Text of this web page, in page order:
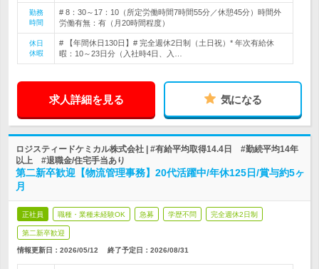
勤務
時間
# 8：30～17：10（所定労働時間7時間55分／休憩45分）時間外
労働有無：有（月20時間程度）
休日
休暇
# 【年間休日130日】# 完全週休2日制（土日祝）* 年次有給休
暇：10～23日分（入社時4日、入…
求人詳細を見る 気になる
ロジスティードケミカル株式会社 | #有給平均取得14.4日 #勤続平均14年
以上 #退職金/住宅手当あり
第二新卒歓迎【物流管理事務】20代活躍中/年休125日/賞与約5ヶ
月
正社員 職種・業種未経験OK 急募 学歴不問 完全週休2日制
第二新卒歓迎
情報更新日：2026/05/12 終了予定日： 2026/08/31